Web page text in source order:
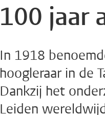
100 jaar
In 1918
hoogleraar in de
Dankzij het
Leiden